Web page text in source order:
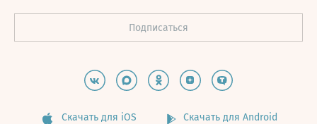
Скачать для iOS Скачать для Android